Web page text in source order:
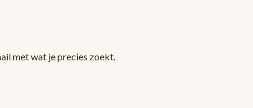
met wat je precies zoekt.